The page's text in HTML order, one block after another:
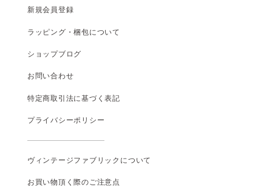
新規会員登録
ラッピング・梱包について
ショップブログ
お問い合わせ
特定商取引法に基づく表記
プライバシーポリシー
ヴィンテージファブリックについて
お買い物頂く際のご注意点